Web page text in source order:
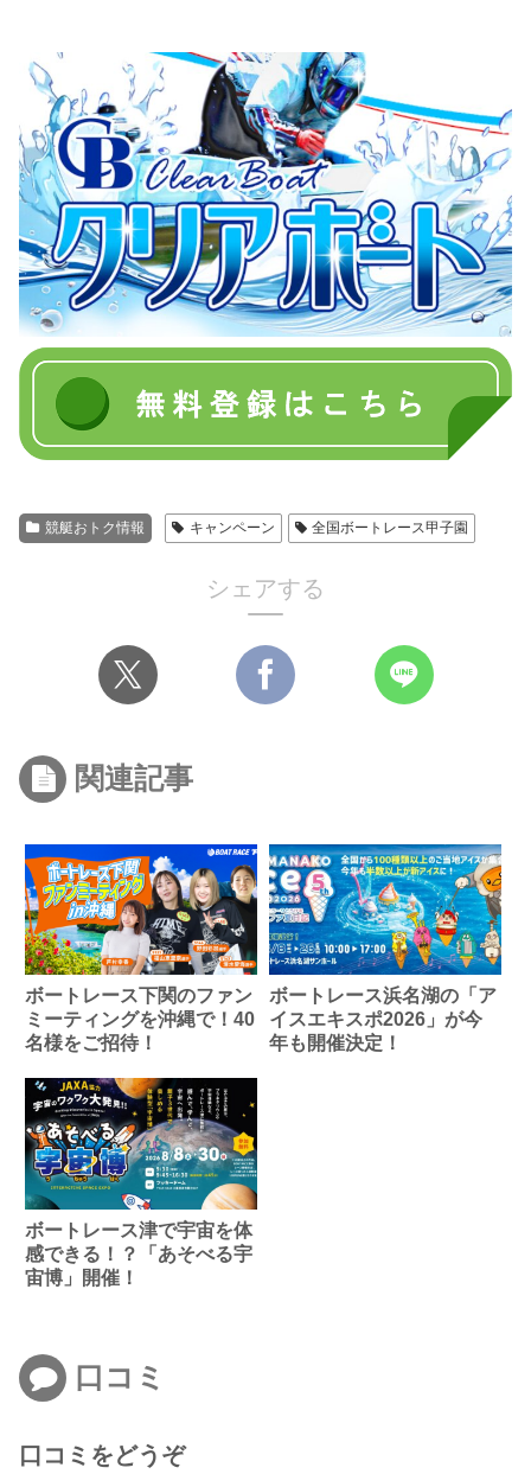
競艇おトク情報 キャンペーン 全国ボートレース甲子園
シェアする
関連記事
ボートレース下関のファン
ミーティングを沖縄で！40
名様をご招待！
ボートレース浜名湖の「ア
イスエキスポ2026」が今
年も開催決定！
ボートレース津で宇宙を体
感できる！？「あそべる宇
宙博」開催！
口コミ
口コミをどうぞ